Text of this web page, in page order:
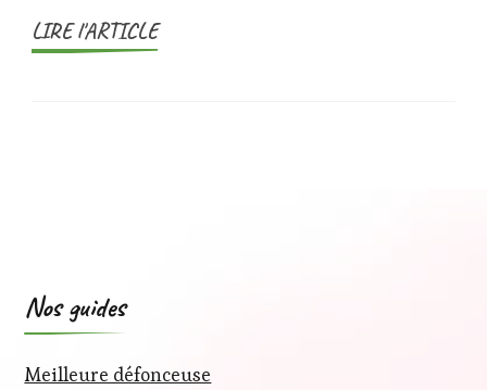
LIRE l'ARTICLE
Nos guides
Meilleure défonceuse